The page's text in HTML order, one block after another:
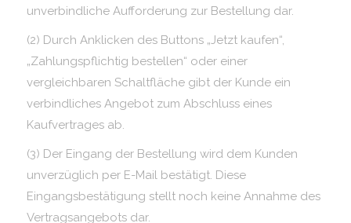
unverbindliche Aufforderung zur Bestellung dar.
(2) Durch Anklicken des Buttons „Jetzt kaufen“,
„Zahlungspflichtig bestellen“ oder einer
vergleichbaren Schaltfläche gibt der Kunde ein
verbindliches Angebot zum Abschluss eines
Kaufvertrages ab.
(3) Der Eingang der Bestellung wird dem Kunden
unverzüglich per E-Mail bestätigt. Diese
Eingangsbestätigung stellt noch keine Annahme des
Vertragsangebots dar.